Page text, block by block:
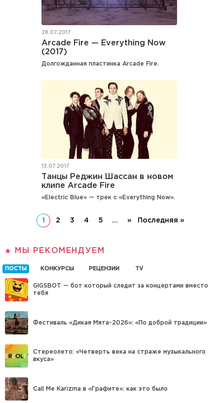
28.07.2017
Arcade Fire — Everything Now
(2017)
Долгожданная пластинка Arcade Fire.
13.07.2017
Танцы Реджин Шассан в новом
клипе Arcade Fire
«Electric Blue» — трек с «Everything Now».
1 2 3 4 5 ... » Последняя »
МЫ РЕКОМЕНДУЕМ
ПОСТЫ КОНКУРСЫ РЕЦЕНЗИИ TV
GIGSBOT — бот который следит за концертами вместо
тебя
Фестиваль «Дикая Мята-2026»: «По доброй традиции»
Стереолето: «Четверть века на страже музыкального
вкуса»
Call Me Karizma в «Графите»: как это было